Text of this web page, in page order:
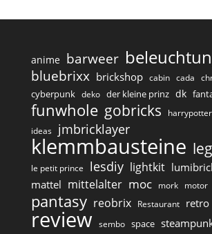
anime barweer
bluebrixx brickshop cabin cada
cyberpunk deko der kleine prinz dk
funwhole gobricks harrypotter
ideas jmbricklayer
klemmbausteine
le petit prince lesdiy lightkit
mattel mittelalter moc mork motor
pantasy reobrix Restaurant retro
review sembo space